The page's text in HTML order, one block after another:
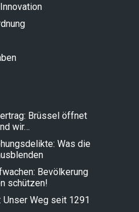
Brüssel öffnet
wir…
Was die
Bevölkerung
schützen!
Unser Weg seit 1291